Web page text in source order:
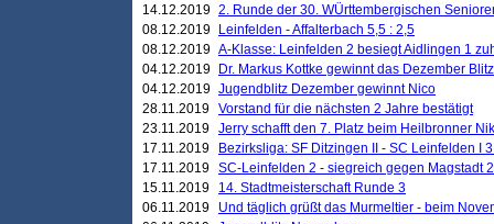
14.12.2019 2. Runde der 30. WÜrttembergischen
08.12.2019
Leinfelden - Affalterbach 5,5 : 2,5
08.12.2019 A-Klasse: Leinfelden 2 besiegt Aidlingen 1
04.12.2019
Dr. Markus Kottke gewinnt das Dezember
04.12.2019 Jugendblitz Dezember gewinnt Nico
28.11.2019 Vorstand für die nächsten 2 Jahre bestätigt
23.11.2019 Jerry schafft den 7. Platz beim Heilbronner
17.11.2019
Bezirksliga: SF Ditzingen II - SC Leinfelden I
17.11.2019 SC-Leinfelden 2 - siegreich gegen Magstadt 2
15.11.2019
14. Stadtmeisterschaft Runde 3
06.11.2019
Und täglich grüßt das Murmeltier - beim